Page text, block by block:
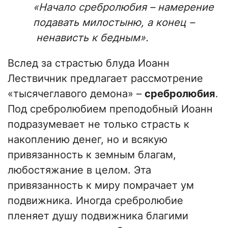
«Начало сребролюбия – намерение
подавать милостыню, а конец –
ненависть к бедным».
Вслед за страстью блуда Иоанн
Лествичник предлагает рассмотрение
«тысячеглавого демона» – сребролюбия.
Под сребролюбием преподобный Иоанн
подразумевает не только страсть к
накоплению денег, но и всякую
привязанность к земным благам,
любостяжание в целом. Эта
привязанность к миру помрачает ум
подвижника. Иногда сребролюбие
пленяет душу подвижника благими